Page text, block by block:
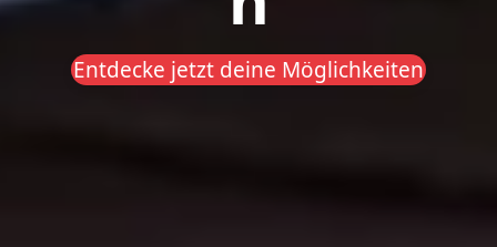
Entdecke jetzt deine Möglichkeiten